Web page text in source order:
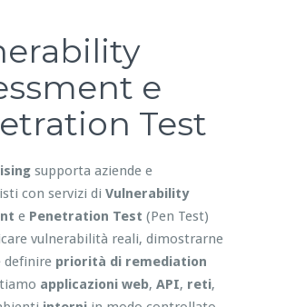
e
Test
supporta aziende e
con servizi di Vulnerability
e Penetration Test (Pen Test)
vulnerabilità reali, dimostrarne
definire priorità di remediation
applicazioni web, API, reti,